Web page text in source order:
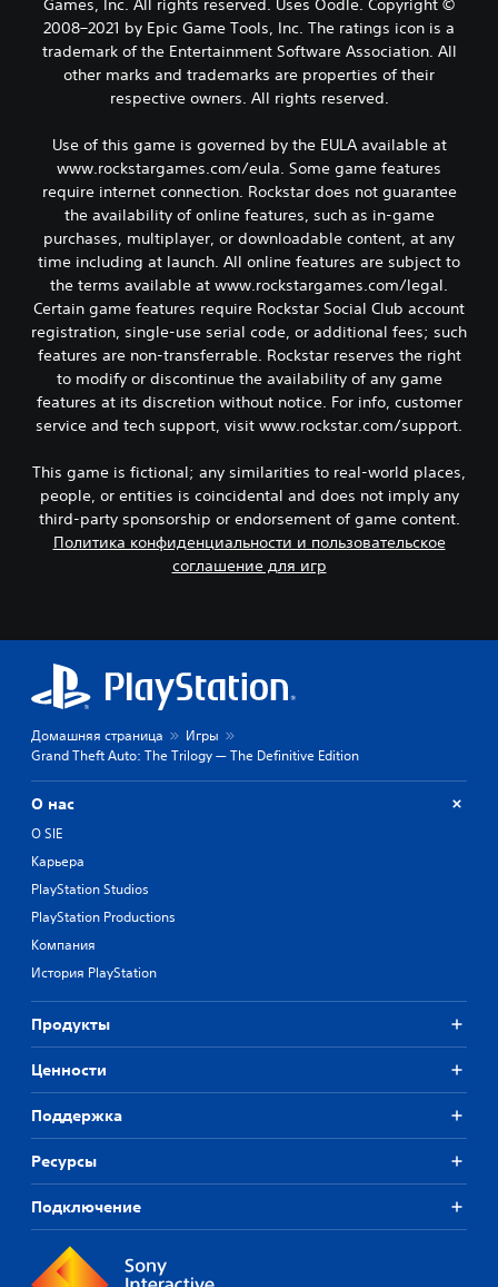
2008–2021 by Epic Game Tools, Inc. The ratings icon is a
trademark of the Entertainment Software Association. All
other marks and trademarks are properties of their
respective owners. All rights reserved.
Use of this game is governed by the EULA available at
www.rockstargames.com/eula. Some game features
require internet connection. Rockstar does not guarantee
the availability of online features, such as in-game
purchases, multiplayer, or downloadable content, at any
time including at launch. All online features are subject to
the terms available at www.rockstargames.com/legal.
Certain game features require Rockstar Social Club account
registration, single-use serial code, or additional fees; such
features are non-transferrable. Rockstar reserves the right
to modify or discontinue the availability of any game
features at its discretion without notice. For info, customer
service and tech support, visit www.rockstar.com/support.
This game is fictional; any similarities to real-world places,
people, or entities is coincidental and does not imply any
third-party sponsorship or endorsement of game content.
Политика конфиденциальности и пользовательское
соглашение для игр
Домашняя страница
Игры
Grand Theft Auto: The Trilogy — The Definitive Edition
О нас
О SIE
Карьера
PlayStation Studios
PlayStation Productions
Компания
История PlayStation
Продукты
Ценности
Поддержка
Ресурсы
Подключение